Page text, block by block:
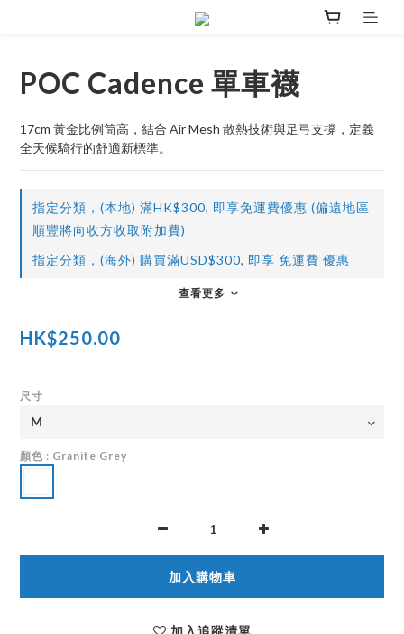
POC Cadence 單車襪
17cm 黃金比例筒高，結合 Air Mesh 散熱技術與足弓支撐，定義
全天候騎行的舒適新標準。
指定分類，(本地) 滿HK$300, 即享免運費優惠 (偏遠地區
順豐將向收方收取附加費)
指定分類，(海外) 購買滿USD$300, 即享 免運費 優惠
查看更多
HK$250.00
尺寸
顏色 : Granite Grey
加入購物車
加入追蹤清單